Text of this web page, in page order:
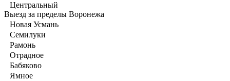
Центральный
Выезд за пределы Воронежа
Новая Усмань
Семилуки
Рамонь
Отрадное
Бабяково
Ямное